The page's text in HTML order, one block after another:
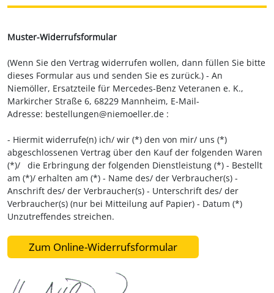
Muster-Widerrufsformular
(Wenn Sie den Vertrag widerrufen wollen, dann füllen Sie bitte
dieses Formular aus und senden Sie es zurück.) - An
Niemöller, Ersatzteile für Mercedes-Benz Veteranen e. K.,
Markircher Straße 6, 68229 Mannheim, E-Mail-
Adresse: bestellungen@niemoeller.de :
- Hiermit widerrufe(n) ich/ wir (*) den von mir/ uns (*)
abgeschlossenen Vertrag über den Kauf der folgenden Waren
(*)/ die Erbringung der folgenden Dienstleistung (*) - Bestellt
am (*)/ erhalten am (*) - Name des/ der Verbraucher(s) -
Anschrift des/ der Verbraucher(s) - Unterschrift des/ der
Verbraucher(s) (nur bei Mitteilung auf Papier) - Datum (*)
Unzutreffendes streichen.
Zum Online-Widerrufsformular